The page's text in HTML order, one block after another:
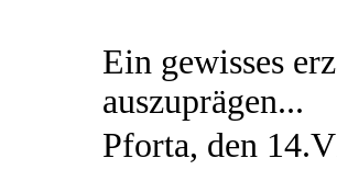
Ein gewisses
auszuprägen...
Pforta, den